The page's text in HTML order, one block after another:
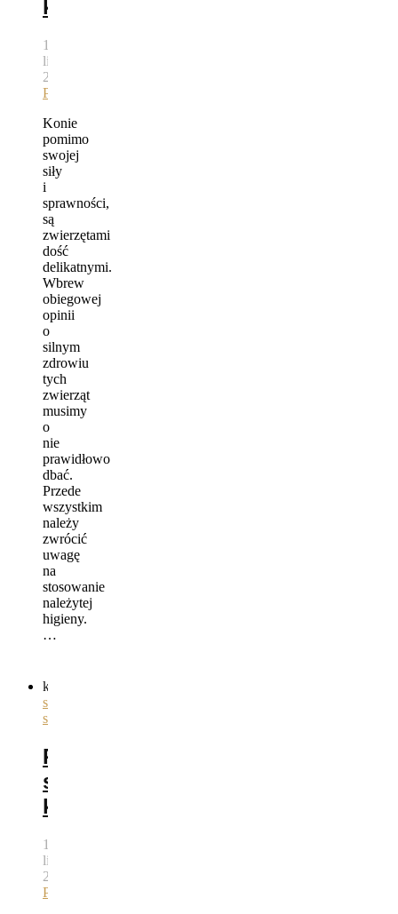
koni
16
lipca,
2015
Pawlik
Konie
pomimo
swojej
siły
i
sprawności,
są
zwierzętami
dość
delikatnymi.
Wbrew
obiegowej
opinii
o
silnym
zdrowiu
tych
zwierząt
musimy
o
nie
prawidłowo
dbać.
Przede
wszystkim
należy
zwrócić
uwagę
na
stosowanie
należytej
higieny.
…
kategorie
siodła
sprzęt
Podstawy
siodłania
koni
14
lipca,
2015
Pawlik